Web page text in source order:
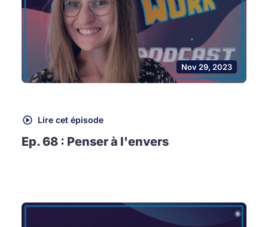
Nov 29, 2023
Lire cet épisode
Ep. 68 : Penser à l'envers